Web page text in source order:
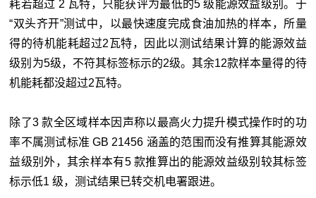
耗若超过 2 瓦特，只能获评为最低的5 级能源效益级别。于
“双头齐开”测试中，以最快速度完成食油加热的样本，所量
得的待机能耗超过2瓦特，因此以测试结果计算的能源效益
级别为5级，不符其标签标示的2级。其余12款样本量得的待
机能耗都没超过2瓦特。
除了3 款全区域样本因声称以最高火力提升模式操作时的功
率不属测试标准 GB 21456 涵盖的范围而没有推算其能源效
益级别外，其余样本有5 款推算出的能源效益级别较其标签
标示低1 级，测试结果已转交机电署跟进。